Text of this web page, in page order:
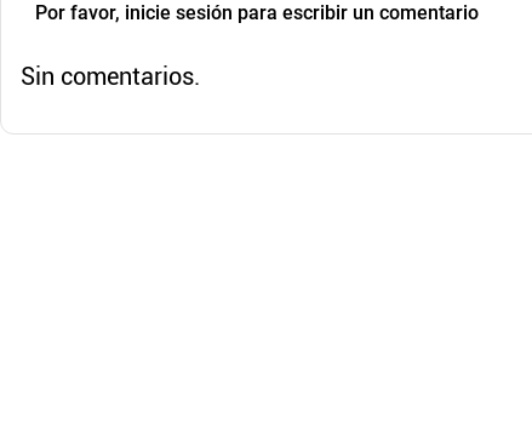
Por favor, inicie sesión para escribir un comentario
Sin comentarios.